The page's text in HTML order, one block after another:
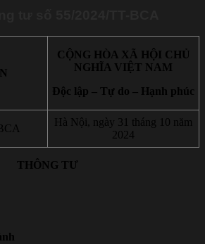
CỘNG HÒA XÃ HỘI CHỦ
NGHĨA VIỆT NAM
Độc lập – Tự do – Hạnh phúc
Hà Nội, ngày 31 tháng 10 năm
2024
THÔNG TƯ